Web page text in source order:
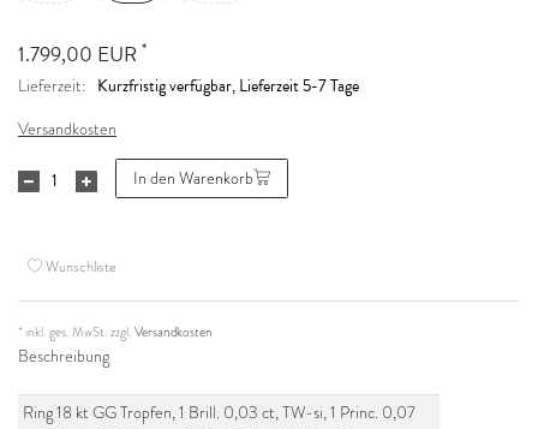
1.799,00 EUR *
Lieferzeit: Kurzfristig verfügbar, Lieferzeit 5-7 Tage
Versandkosten
In den Warenkorb
Wunschliste
* inkl. ges. MwSt. zzgl.Versandkosten
Beschreibung
Ring 18 kt GG Tropfen, 1 Brill. 0,03 ct, TW-si, 1 Princ. 0,07